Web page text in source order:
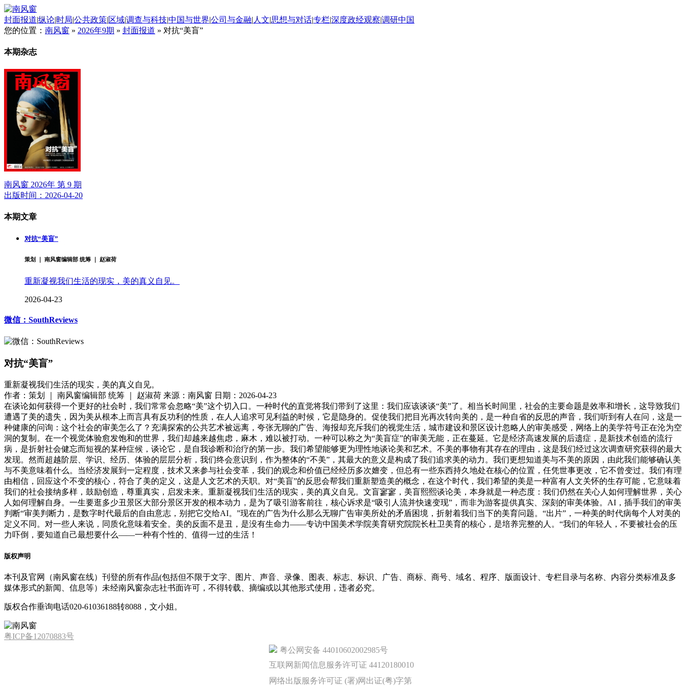
封面报道|纵论|时局|公共政策|区域|调查与科技|中国与世界|公司与金融| 人文|思想与对话|专栏|深度政经观察|调研中国
您的位置： 南风窗 » 2026年9期 » 封面报道 » 对抗“美盲”
本期杂志
南风窗 2026年 第 9 期
出版时间：2026-04-20
本期文章
对抗“美盲”
策划 ｜ 南风窗编辑部 统筹 ｜ 赵淑荷
重新凝视我们生活的现实，美的真义自见。
2026-04-23
微信：SouthReviews
对抗“美盲”
重新凝视我们生活的现实，美的真义自见。
作者：策划 ｜ 南风窗编辑部 统筹 ｜ 赵淑荷 来源：南风窗 日期：2026-04-23
在谈论如何获得一个更好的社会时，我们常常会忽略“美”这个切入口。一种时代的直觉将我们带到了这里：我们应该谈谈“美”了。相当长时间里，社会的主要命题是效率和增长，这导致我们
遭遇了美的遗失，因为美从根本上而言具有反功利的性质，在人人追求可见利益的时候，它是隐身的。促使我们把目光再次转向美的，是一种自省的反思的声音，我们听到有人在问，这是一
种健康的问询：这个社会的审美怎么了？充满探索的公共艺术被远离，夸张无聊的广告、海报却充斥我们的视觉生活，城市建设和景区设计忽略人的审美感受，网络上的美学符号正在沦为空
洞的复制。在一个视觉体验愈发饱和的世界，我们却越来越焦虑，麻木，难以被打动。一种可以称之为“美盲症”的审美无能，正在蔓延。它是经济高速发展的后遗症，是新技术创造的流行
病，是折射社会健忘而短视的某种症候，谈论它，是自我诊断和治疗的第一步。我们希望能够更为理性地谈论美和艺术。不美的事物有其存在的理由，这是我们经过这次调查研究获得的最大
发现。然而超越阶层、学识、经历、体验的层层分析，我们终会意识到，作为整体的“不美”，其最大的意义是构成了我们追求美的动力。我们更想知道美与不美的原因，由此我们能够确认美
与不美意味着什么。当经济发展到一定程度，技术又来参与社会变革，我们的观念和价值已经经历多次嬗变，但总有一些东西持久地处在核心的位置，任凭世事更改，它不曾变过。我们有理
由相信，回应这个不变的核心，符合了美的定义，这是人文艺术的天职。对“美盲”的反思会帮我们重新塑造美的概念，在这个时代，我们希望的美是一种富有人文关怀的生存可能，它意味着
我们的社会接纳多样，鼓励创造，尊重真实，启发未来。重新凝视我们生活的现实，美的真义自见。文盲寥寥，美盲熙熙谈论美，本身就是一种态度：我们仍然在关心人如何理解世界，关心
人如何理解自身。一生要逛多少丑景区大部分景区开发的根本动力，是为了吸引游客前往，核心诉求是“吸引人流并快速变现”，而非为游客提供真实、深刻的审美体验。AI，插手我们的审美
判断“审美判断力，是数字时代最后的自由意志，别把它交给AI。”现在的广告为什么那么无聊广告审美所处的矛盾困境，折射着我们当下的美育问题。“出片”，一种美的时代病每个人对美的
定义不同。对一些人来说，同质化意味着安全。美的反面不是丑，是没有生命力——专访中国美术学院美育研究院院长杜卫美育的核心，是培养完整的人。“我们的年轻人，不要被社会的压
力吓倒，要知道自己最想要什么——一种有个性的、值得一过的生活！
版权声明
本刊及官网（南风窗在线）刊登的所有作品(包括但不限于文字、图片、声音、录像、图表、标志、标识、广告、商标、商号、域名、程序、版面设计、专栏目录与名称、内容分类标准及多
媒体形式的新闻、信息等）未经南风窗杂志社书面许可，不得转载、摘编或以其他形式使用，违者必究。
版权合作垂询电话020-61036188转8088，文小姐。
粤ICP备12070883号
粤公网安备 44010602002985号
互联网新闻信息服务许可证 44120180010
网络出版服务许可证 (署)网出证(粤)字第